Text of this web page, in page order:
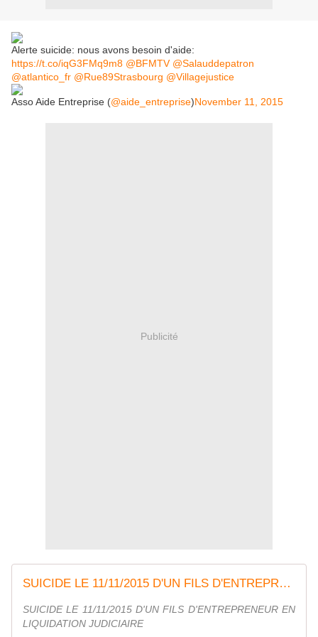
Alerte suicide: nous avons besoin d'aide:
https://t.co/iqG3FMq9m8 @BFMTV @Salauddepatron
@atlantico_fr @Rue89Strasbourg @Villagejustice
Asso Aide Entreprise (@aide_entreprise)November 11, 2015
Publicité
SUICIDE LE 11/11/2015 D'UN FILS D'ENTREPRENEUR EN LIQUIDATION JUDICIAIRE
SUICIDE LE 11/11/2015 D'UN FILS D'ENTREPRENEUR EN
LIQUIDATION JUDICIAIRE